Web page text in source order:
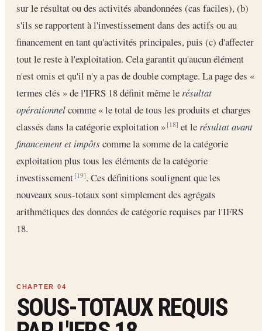
sur le résultat ou des activités abandonnées (cas faciles), (b)
s'ils se rapportent à l'investissement dans des actifs ou au
financement en tant qu'activités principales, puis (c) d'affecter
tout le reste à l'exploitation. Cela garantit qu'aucun élément
n'est omis et qu'il n'y a pas de double comptage. La page des «
termes clés » de l'IFRS 18 définit même le résultat
opérationnelcomme « le total de tous les produits et charges
classés dans la catégorie exploitation »[18] et le résultat avant
financement et impôts comme la somme de la catégorie
exploitation plus tous les éléments de la catégorie
investissement[19]. Ces définitions soulignent que les
nouveaux sous-totaux sont simplement des agrégats
arithmétiques des données de catégorie requises par l'IFRS
18.
SOUS-TOTAUX REQUIS